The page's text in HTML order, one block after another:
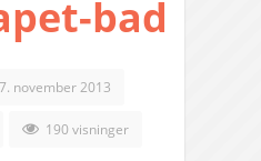
bad
7. november 2013
190 visninger